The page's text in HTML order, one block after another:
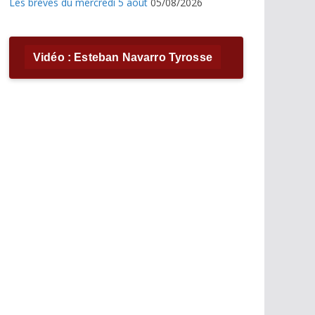
Vidéo : Esteban Navarro Tyrosse